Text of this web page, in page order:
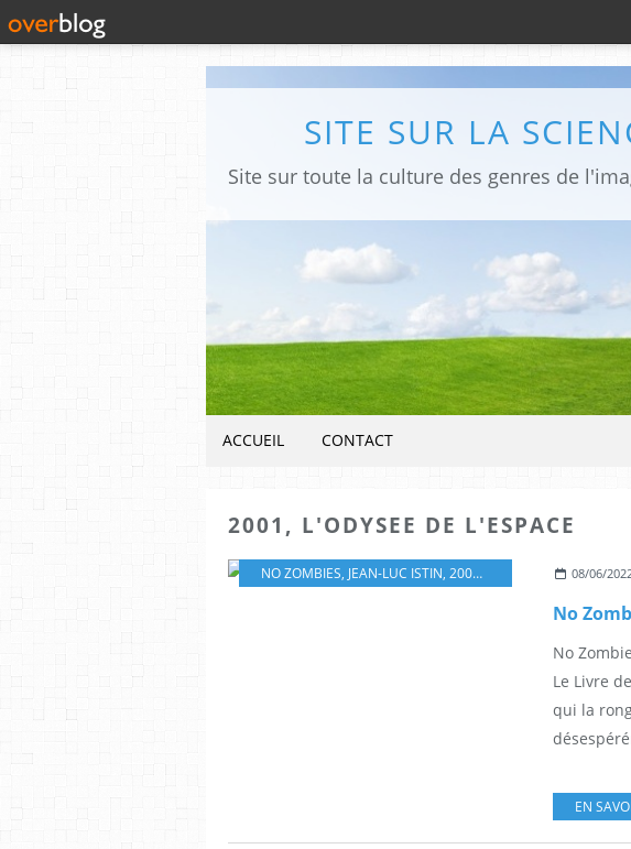
SITE SUR LA
ACCUEIL CONTACT
2001, L'ODYSEE DE L'ESPACE
NO ZOMBIES, JEAN-LUC ISTIN, 2001, L'ODYSÉE DE L'ESPACE 08/06/
No
No
Le Livre
qui la
EN